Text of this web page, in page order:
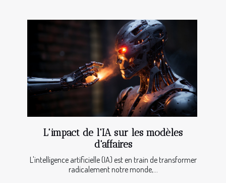
L'impact de l'IA sur les modèles
d'affaires
L'intelligence artificielle (IA) est en train de transformer
radicalement notre monde,...